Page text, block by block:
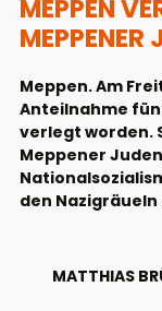
MEPPEN
MEPPENER
Meppen. Am
Anteilnahme
verlegt worden.
Meppener
den
MATTHIAS